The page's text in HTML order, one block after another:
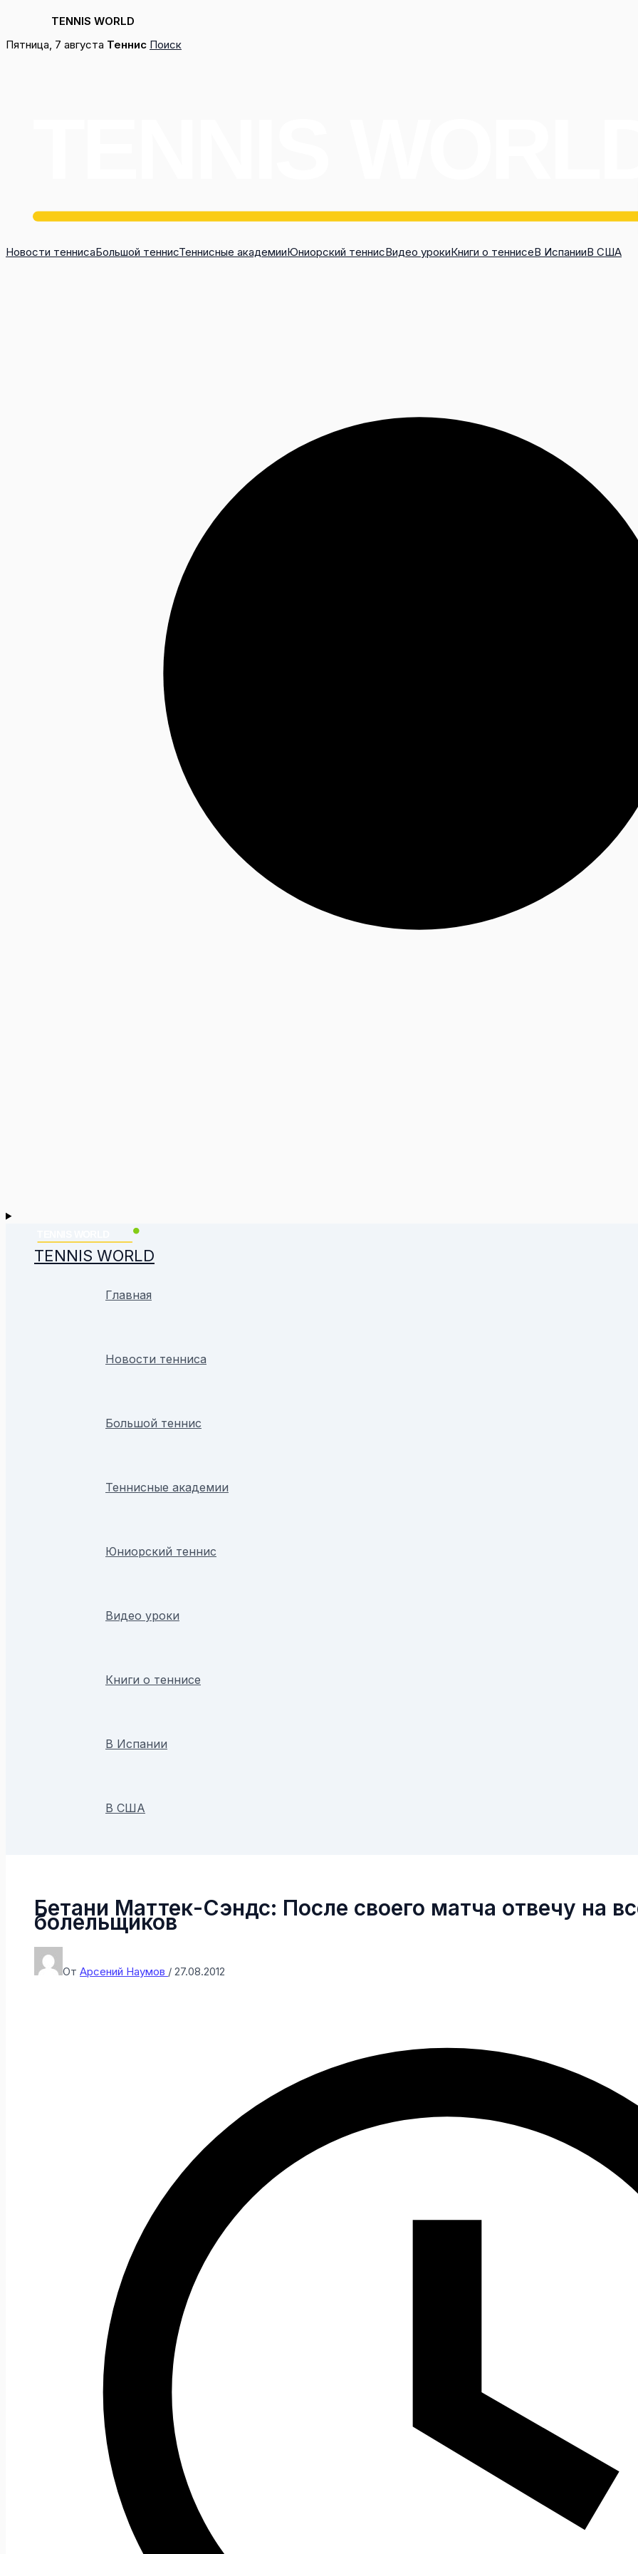
TENNIS WORLD
Перейти
Пятница, 7 августа Теннис Поиск
Новости теннисаБольшой теннисТеннисные академииЮниорский теннисВидео урокиКниги о теннисеВ ИспанииВ США
TENNIS WORLD
Главная
Новости тенниса
Большой теннис
Теннисные академии
Юниорский теннис
Видео уроки
Книги о теннисе
В Испании
В США
Бетани Маттек-Сэндс: После своего матча отвечу на
болельщиков
От Арсений Наумов / 27.08.2012